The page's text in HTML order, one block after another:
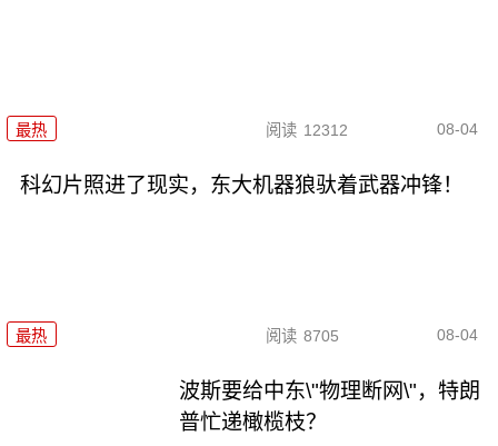
最热 阅读 12312 08-04
科幻片照进了现实，东大机器狼驮着武器冲锋！
最热 阅读 8705 08-04
波斯要给中东\"物理断网\"，特朗
普忙递橄榄枝？